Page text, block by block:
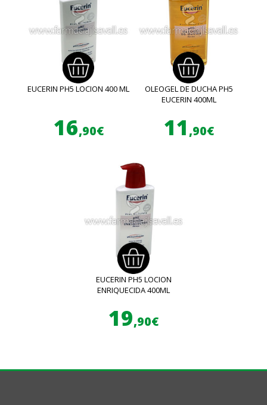
EUCERIN PH5 LOCION 400 ML
16,90€
OLEOGEL DE DUCHA PH5
EUCERIN 400ML
11 ,90€
EUCERIN PH5 LOCION
ENRIQUECIDA 400ML
19,90€